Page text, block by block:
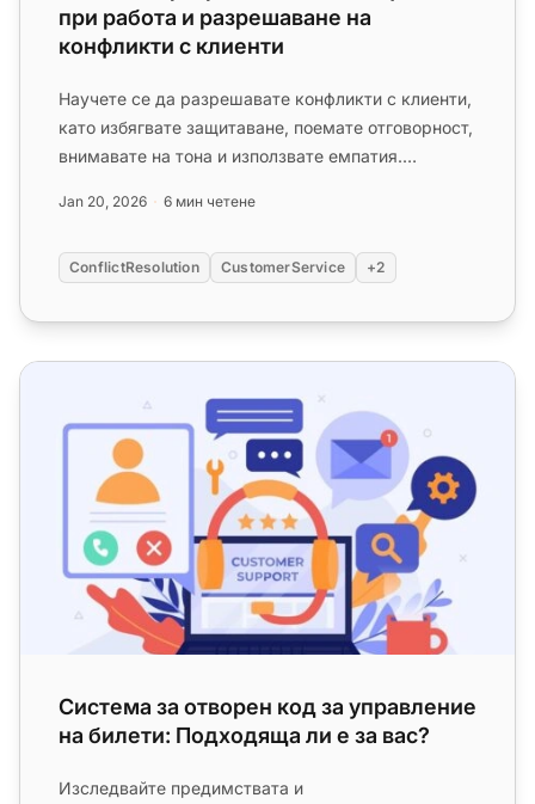
при работа и разрешаване на
конфликти с клиенти
Научете се да разрешавате конфликти с клиенти,
като избягвате защитаване, поемате отговорност,
внимавате на тона и използвате емпатия.
Jan 20, 2026 6 мин четене
ConflictResolution CustomerService +2
Система за отворен код за управление на билети:
Система за отворен код за управление
на билети: Подходяща ли е за вас?
Изследвайте предимствата и